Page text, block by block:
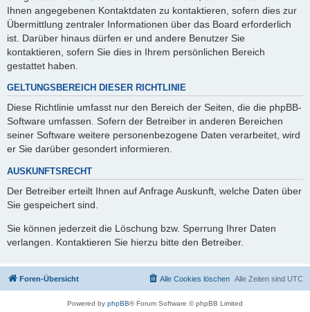
Ihnen angegebenen Kontaktdaten zu kontaktieren, sofern dies zur
Übermittlung zentraler Informationen über das Board erforderlich
ist. Darüber hinaus dürfen er und andere Benutzer Sie
kontaktieren, sofern Sie dies in Ihrem persönlichen Bereich
gestattet haben.
GELTUNGSBEREICH DIESER RICHTLINIE
Diese Richtlinie umfasst nur den Bereich der Seiten, die die phpBB-
Software umfassen. Sofern der Betreiber in anderen Bereichen
seiner Software weitere personenbezogene Daten verarbeitet, wird
er Sie darüber gesondert informieren.
AUSKUNFTSRECHT
Der Betreiber erteilt Ihnen auf Anfrage Auskunft, welche Daten über
Sie gespeichert sind.
Sie können jederzeit die Löschung bzw. Sperrung Ihrer Daten
verlangen. Kontaktieren Sie hierzu bitte den Betreiber.
Foren-Übersicht Alle Zeiten sind UTC
Alle Cookies löschen
Powered by phpBB® Forum Software © phpBB Limited